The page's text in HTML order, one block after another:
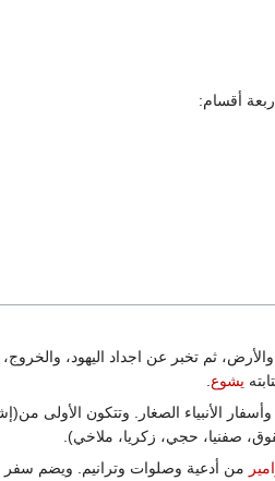
أقسام:
ثم تخبر عن اجداد اليهود،
يشوع.
وأسفار الأنبياء الصغار. وتتكون الأولى
صفنيا، حجي، زكريا، ملاخي).
من أدعية وصلوات وترانيم. ويضم سفر